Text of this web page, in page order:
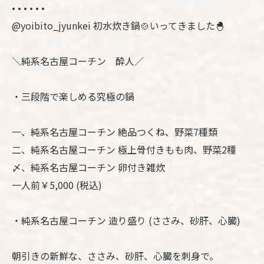
• • • • • •
@yoibito_jyunkei 初水炊き鍋🍲いってきました🐣
＼純系名古屋コーチン 酔人／
・三段階で楽しめる究極の鍋
一、純系名古屋コーチン 絶品つくね、野菜7種類
二、純系名古屋コーチン 極上骨付きもも肉、野菜2種
〆、純系名古屋コーチン 卵付き雑炊
一人前￥5,000 (税込)
・純系名古屋コーチン 造り盛り (ささみ、砂肝、心臓)
朝引きの新鮮な、ささみ、砂肝、心臓を刺身で。